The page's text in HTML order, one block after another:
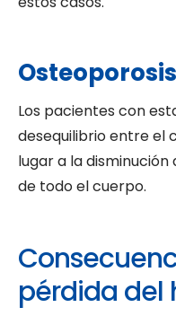
Osteoporosis
Los pacientes con
desequilibrio entre el
lugar a la disminución
de todo el cuerpo.
pérdida del